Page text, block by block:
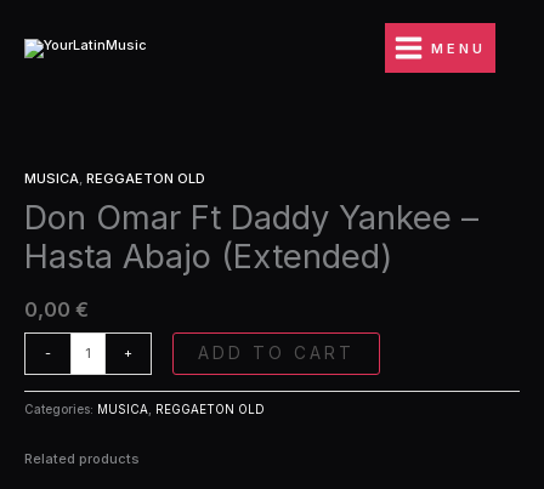
contenido
MENU
MUSICA, REGGAETON OLD
Don Omar Ft Daddy Yankee –
Hasta Abajo (Extended)
0,00 €
-
Omar
Ft
Daddy
Yankee
Hasta
(Extended)
quantity
+ ADD TO CART
Categories: MUSICA REGGAETON OLD
Related products
Yankee
-